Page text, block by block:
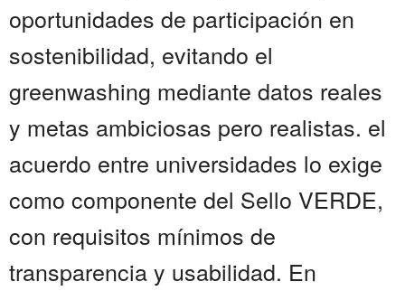
oportunidades de participación en
sostenibilidad, evitando el
greenwashing mediante datos reales
y metas ambiciosas pero realistas. el
acuerdo entre universidades lo exige
como componente del Sello VERDE,
con requisitos mínimos de
transparencia y usabilidad. En